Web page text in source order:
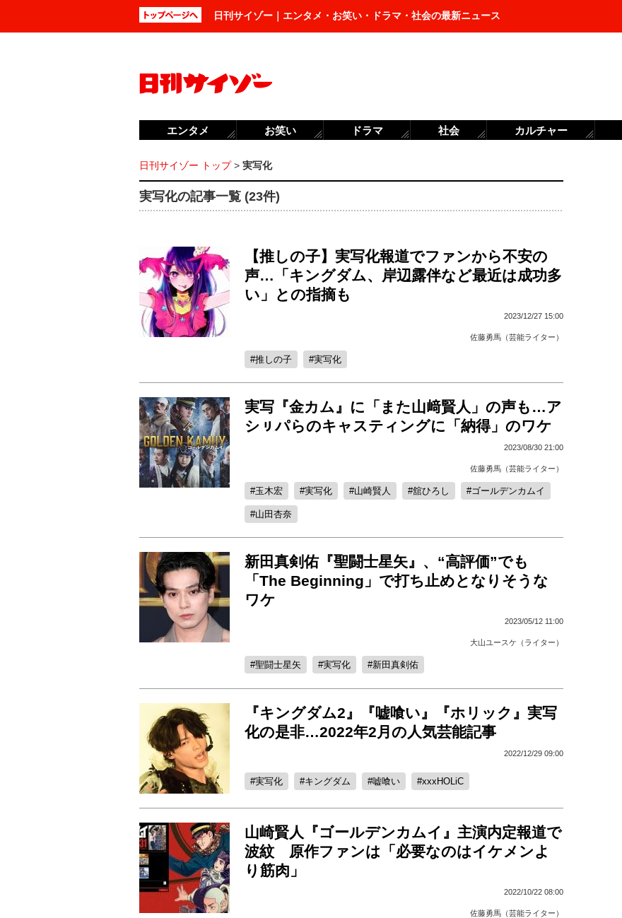
日刊サイゾー｜エンタメ・お笑い・ドラマ・社会の最新ニュース
日刊サイゾー トップ> 実写化
実写化の記事一覧 (23件)
【推しの子】実写化報道でファンから不安の
声…「キングダム、岸辺露伴など最近は成功多
い」との指摘も
2023/12/27 15:00
佐藤勇馬（芸能ライター）
推しの子 実写化
実写『金カム』に「また山﨑賢人」の声も…ア
シㇼパらのキャスティングに「納得」のワケ
2023/08/30 21:00
佐藤勇馬（芸能ライター）
玉木宏 実写化 山崎賢人 舘ひろし ゴールデンカムイ
山田杏奈
新田真剣佑『聖闘士星矢』、“高評価”でも
「The Beginning」で打ち止めとなりそうな
ワケ
2023/05/12 11:00
大山ユースケ（ライター）
聖闘士星矢 実写化 新田真剣佑
『キングダム2』『嘘喰い』『ホリック』実写
化の是非…2022年2月の人気芸能記事
2022/12/29 09:00
実写化 キングダム 嘘喰い xxxHOLiC
山崎賢人『ゴールデンカムイ』主演内定報道で
波紋 原作ファンは「必要なのはイケメンよ
り筋肉」
2022/10/22 08:00
佐藤勇馬（芸能ライター）
エンタメ お笑い ドラマ 社会 カルチャー